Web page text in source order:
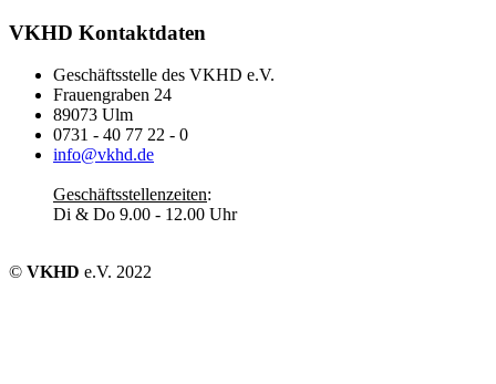
VKHD Kontaktdaten
Geschäftsstelle des VKHD e.V.
Frauengraben 24
89073 Ulm
0731 - 40 77 22 - 0
info@vkhd.de
Geschäftsstellenzeiten:
Di & Do 9.00 - 12.00 Uhr
© VKHD e.V. 2022